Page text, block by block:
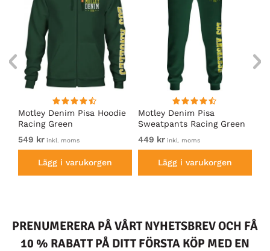
Motley Denim Pisa Hoodie
Racing Green
549 kr inkl. moms
Lägg i varukorgen
Motley Denim Pisa
Sweatpants Racing Green
449 kr inkl. moms
Lägg i varukorgen
PRENUMERERA PÅ VÅRT NYHETSBREV OCH FÅ
10 % RABATT PÅ DITT FÖRSTA KÖP MED EN